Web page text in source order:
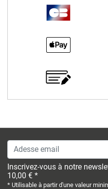
Adesse email
Inscrivez-vous à notre
10,00 € *
* Utilisable à partir d'une valeur